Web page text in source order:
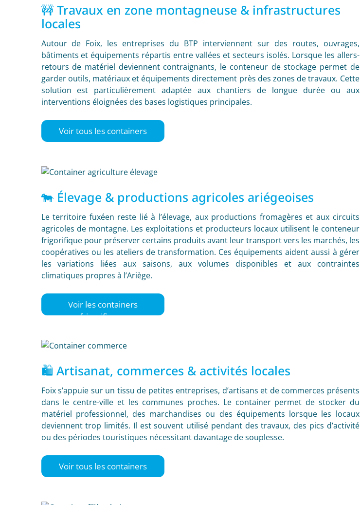
🚧 Travaux en zone montagneuse & infrastructures
locales
Autour de Foix, les entreprises du BTP interviennent sur des routes, ouvrages,
bâtiments et équipements répartis entre vallées et secteurs isolés. Lorsque les allers-
retours de matériel deviennent contraignants, le conteneur de stockage permet de
garder outils, matériaux et équipements directement près des zones de travaux. Cette
solution est particulièrement adaptée aux chantiers de longue durée ou aux
interventions éloignées des bases logistiques principales.
Voir tous les containers
🐄 Élevage & productions agricoles ariégeoises
Le territoire fuxéen reste lié à l’élevage, aux productions fromagères et aux circuits
agricoles de montagne. Les exploitations et producteurs locaux utilisent le conteneur
frigorifique pour préserver certains produits avant leur transport vers les marchés, les
coopératives ou les ateliers de transformation. Ces équipements aident aussi à gérer
les variations liées aux saisons, aux volumes disponibles et aux contraintes
climatiques propres à l’Ariège.
Voir les containers
frigorifiques
🛍️ Artisanat, commerces & activités locales
Foix s’appuie sur un tissu de petites entreprises, d’artisans et de commerces présents
dans le centre-ville et les communes proches. Le container permet de stocker du
matériel professionnel, des marchandises ou des équipements lorsque les locaux
deviennent trop limités. Il est souvent utilisé pendant des travaux, des pics d’activité
ou des périodes touristiques nécessitant davantage de souplesse.
Voir tous les containers